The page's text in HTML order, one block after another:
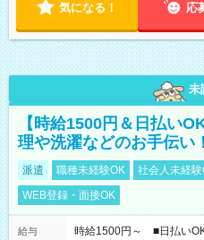
気になる！ 応
未
【時給1500円＆日払い
理や洗濯などのお手伝い！
派遣 職種未経験OK 社会人未経験
WEB登録・面接OK
給与
時給1500円～ ■日払い